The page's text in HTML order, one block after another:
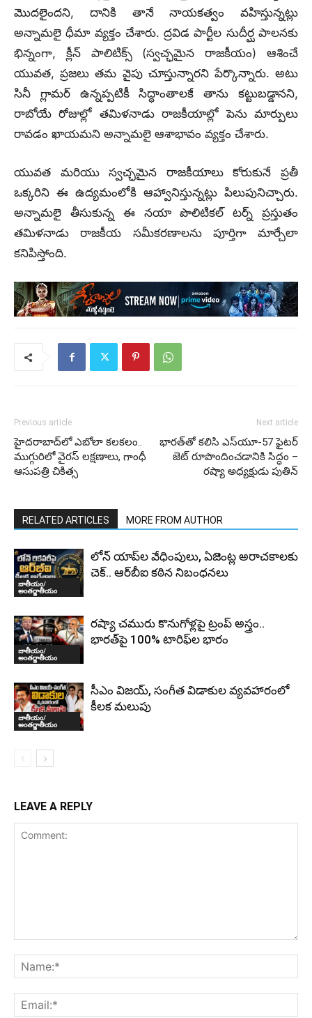
మొదలైందని, దానికి తానే నాయకత్వం వహిస్తున్నట్లు
అన్నామలై ధీమా వ్యక్తం చేశారు. ద్రవిడ పార్టీల సుదీర్ఘ పాలనకు
భిన్నంగా, క్లీన్ పాలిటిక్స్ (స్వచ్ఛమైన రాజకీయం) ఆశించే
యువత, ప్రజలు తమ వైపు చూస్తున్నారని పేర్కొన్నారు. అటు
సినీ గ్లామర్ ఉన్నప్పటికీ సిద్ధాంతాలకే తాను కట్టుబడ్డానని,
రాబోయే రోజుల్లో తమిళనాడు రాజకీయాల్లో పెను మార్పులు
రావడం ఖాయమని అన్నామలై ఆశాభావం వ్యక్తం చేశారు.
యువత మరియు స్వచ్ఛమైన రాజకీయాలు కోరుకునే ప్రతీ
ఒక్కరిని ఈ ఉద్యమంలోకి ఆహ్వానిస్తున్నట్లు పిలుపునిచ్చారు.
అన్నామలై తీసుకున్న ఈ నయా పొలిటికల్ టర్న్ ప్రస్తుతం
తమిళనాడు రాజకీయ సమీకరణాలను పూర్తిగా మార్చేలా
కనిపిస్తోంది.
Previous article
హైదరాబాద్‌లో ఎబోలా కలకలం..
ముగ్గురిలో వైరస్ లక్షణాలు, గాంధీ
ఆసుపత్రి చికిత్స
Next article
భారత్‌తో కలిసి ఎస్‌యూ-57 ఫైటర్
జెట్‌ రూపొందించడానికి సిద్ధం –
రష్యా అధ్యక్షుడు పుతిన్
RELATED ARTICLES MORE FROM AUTHOR
జాతీయం/
అంతర్జాతీయం
లోన్ యాప్‌ల వేధింపులు, ఏజెంట్ల అరాచకాలకు
చెక్.. ఆర్‌బీఐ కఠిన నిబంధనలు
జాతీయం/
అంతర్జాతీయం
రష్యా చమురు కొనుగోళ్లపై ట్రంప్ అస్త్రం..
భారత్‌పై 100% టారిఫ్‌ల భారం
జాతీయం/
అంతర్జాతీయం
సీఎం విజయ్, సంగీత విడాకుల వ్యవహారంలో
కీలక మలుపు
LEAVE A REPLY